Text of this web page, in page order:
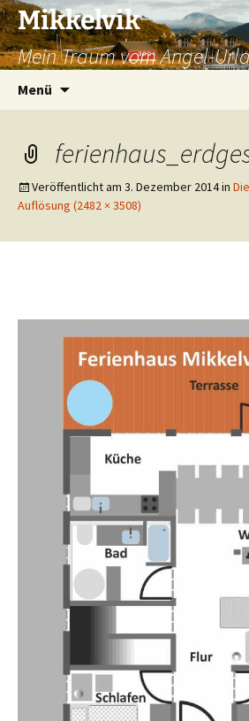
Mikkelvik
Mein Traum vom Angel-
Menü
Veröffentlicht am 3. Dezember 2014in
Auflösung (2482 × 3508)